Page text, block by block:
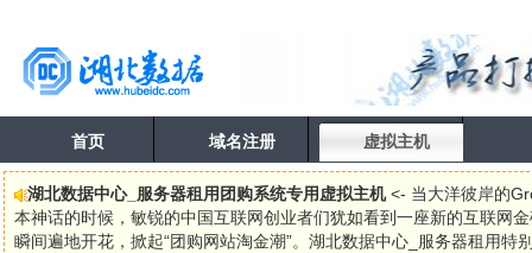
首页 域名注册 虚拟主机
湖北数据中心_服务器租用团购系统专用虚拟主机<- 当大洋彼岸的
本神话的时候，敏锐的中国互联网创业者们犹如看到一座新的互联网
瞬间遍地开花，掀起“团购网站淘金潮”。湖北数据中心_服务器租用特